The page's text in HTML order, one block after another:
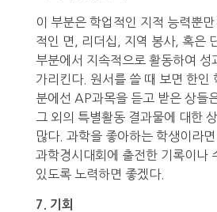
이 부분은 학업적인 지적 능력뿐
적인 면, 리더십, 지역 봉사, 혹은
부분에서 지속적으로 활동하여 성
가리킨다. 원서를 쓸 때 보면 한인
분에선 AP과목을 듣고 받은 상들
그 외의 특별활동 결과물에 대한
많다. 과학을 좋아하는 학생이라
과학경시대회에 출전한 기록이나
있도록 노력하면 좋겠다.
7. 기회